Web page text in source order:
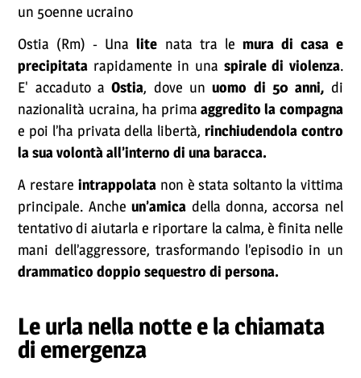
un 50enne ucraino
Ostia (Rm) - Una lite nata tra le mura di casa e
precipitata rapidamente in una spirale di violenza.
E' accaduto aOstia, dove un uomo di 50 anni, di
nazionalità ucraina, ha prima aggredito la compagna
e poi l’ha privata della libertà, rinchiudendola contro
la sua volontà all’interno di una baracca.
A restare intrappolatanon è stata soltanto la vittima
principale. Ancheun’amica della donna, accorsa nel
tentativo di aiutarla e riportare la calma, è finita nelle
mani dell’aggressore, trasformando l’episodio in un
drammatico doppio sequestro di persona.
Le urla nella notte e la chiamata
di emergenza